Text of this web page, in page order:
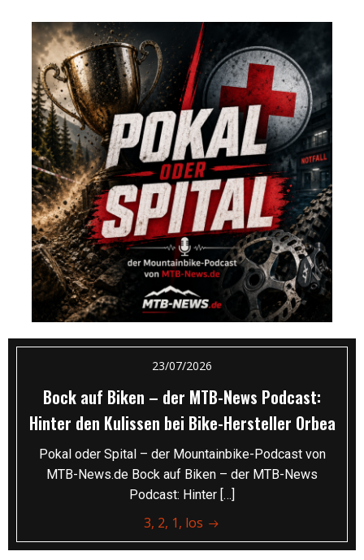
23/07/2026
Bock auf Biken – der MTB-News Podcast:
Hinter den Kulissen bei Bike-Hersteller Orbea
Pokal oder Spital – der Mountainbike-Podcast von
MTB-News.de Bock auf Biken – der MTB-News
Podcast: Hinter […]
3, 2, 1, los